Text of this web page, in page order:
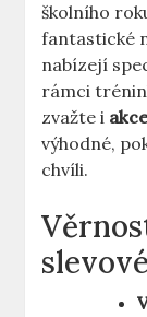
školního
fantastické
nabízejí
rámci
zvažte i
výhodné,
chvíli.